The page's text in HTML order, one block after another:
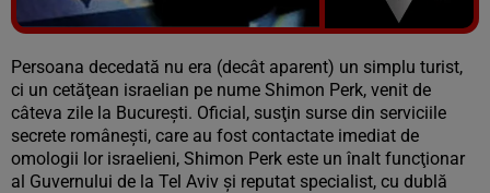
Vezi galeria foto
4 poze
Persoana decedată nu era (decât aparent) un simplu turist,
ci un cetăţean israelian pe nume Shimon Perk, venit de
câteva zile la Bucureşti. Oficial, susţin surse din serviciile
secrete româneşti, care au fost contactate imediat de
omologii lor israelieni, Shimon Perk este un înalt funcţionar
al Guvernului de la Tel Aviv şi reputat specialist, cu dublă